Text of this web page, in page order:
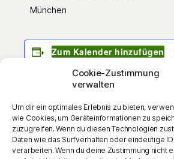
Cookie-Zustimmung
verwalten
Um dir ein optimales Erlebnis zu bieten,
wie Cookies, um Geräteinformationen zu
zuzugreifen. Wenn du diesen Technologien
Daten wie das Surfverhalten oder eindeutige
verarbeiten. Wenn du deine Zustimmung nicht
München
Zum Kalender hinzufügen
Lautes Gekicher, ungläubiges
´rad war das Ei noch da – jetzt
Himbeerlimo verwandelt sich